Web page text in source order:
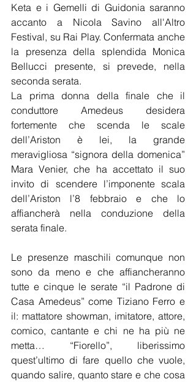
Keta e i Gemelli di Guidonia saranno
accanto a Nicola Savino all'Altro
Festival, su Rai Play. Confermata anche
la presenza della splendida Monica
Bellucci presente, si prevede, nella
seconda serata.
La prima donna della finale che il
conduttore Amedeus desidera
fortemente che scenda le scale
dell’Ariston è lei, la grande
meravigliosa “signora della domenica”
Mara Venier, che ha accettato il suo
invito di scendere l’imponente scala
dell’Ariston l’8 febbraio e che lo
affiancherà nella conduzione della
serata finale.
Le presenze maschili comunque non
sono da meno e che affiancheranno
tutte e cinque le serate “il Padrone di
Casa Amedeus” come Tiziano Ferro e
il: mattatore showman, imitatore, attore,
comico, cantante e chi ne ha più ne
metta… “Fiorello”, liberissimo
quest’ultimo di fare quello che vuole,
quando salire, quanto stare e che cosa